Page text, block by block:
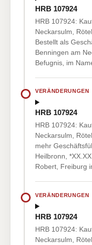
HRB 107924
HRB 107924:
Neckarsulm,
Bestellt als
Benningen am
Befugnis, im
VERÄNDERUNGEN
HRB 107924
HRB 107924:
Neckarsulm,
mehr
Heilbronn,
Robert, Freiburg
VERÄNDERUNGEN
HRB 107924
HRB 107924:
Neckarsulm,